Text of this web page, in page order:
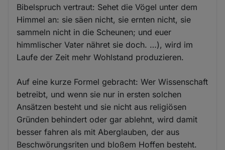
Bibelspruch vertraut: Sehet die Vögel unter dem
Himmel an: sie säen nicht, sie ernten nicht, sie
sammeln nicht in die Scheunen; und euer
himmlischer Vater nähret sie doch. …), wird im
Laufe der Zeit mehr Wohlstand produzieren.
Auf eine kurze Formel gebracht: Wer Wissenschaft
betreibt, und wenn sie nur in ersten solchen
Ansätzen besteht und sie nicht aus religiösen
Gründen behindert oder gar ablehnt, wird damit
besser fahren als mit Aberglauben, der aus
Beschwörungsriten und bloßem Hoffen besteht.